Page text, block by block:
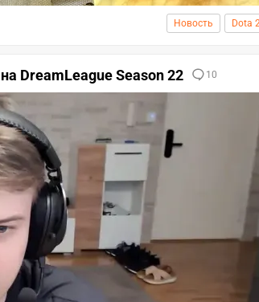
Новость Dota
DreamLeague Season 22 10